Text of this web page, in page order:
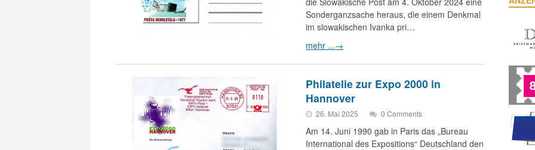
Sonderganzsache heraus, die einem Denkmal
im slowakischen Ivanka pri…
mehr ...→
Philatelie zur Expo 2000 in
Hannover
26. Mai 2025 0 Comments
Am 14. Juni 1990 gab in Paris das „Bureau
International des Expositions“ Deutschland den